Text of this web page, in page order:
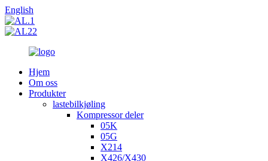
English
Hjem
Om oss
Produkter
lastebilkjøling
Kompressor deler
05K
05G
X214
X426/X430